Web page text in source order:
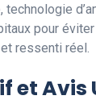
technologie
pour
ressenti réel.
et Avis